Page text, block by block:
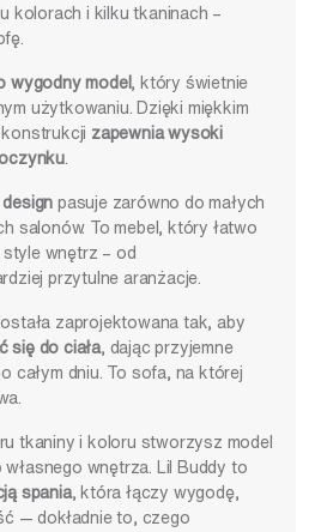
kolorach i kilku tkaninach –
wygodny model
, który świetnie
użytkowaniu. Dzięki miękkim
zapewnia wysoki
pasuje zarówno do małych
salonów. To mebel, który łatwo
wnętrz – od
przytulne aranżacje.
zaprojektowana tak, aby
się do ciała , dając przyjemne
całym dniu. To sofa, na której
tkaniny i koloru stworzysz model
wnętrza. Lil Buddy to
spania, która łączy wygodę,
— dokładnie to, czego